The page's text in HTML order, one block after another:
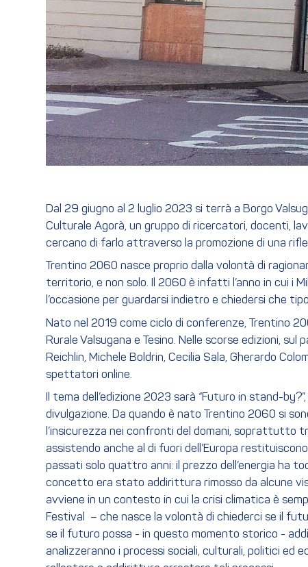
Dal 29 giugno al 2 luglio 2023 si terrà a Borgo
Culturale Agorà, un gruppo di ricercatori, docenti,
cercano di farlo attraverso la promozione di una
Trentino 2060 nasce proprio dalla volontà di
territorio, e non solo. Il 2060 è infatti l’anno in cui i
l’occasione per guardarsi indietro e chiedersi che
Nato nel 2019 come ciclo di conferenze, Trentino
Rurale Valsugana e Tesino. Nelle scorse edizioni,
Reichlin, Michele Boldrin, Cecilia Sala, Gherardo
spettatori online.
Il tema dell’edizione 2023 sarà “Futuro in stand-
divulgazione. Da quando è nato Trentino 2060 si
l’insicurezza nei confronti del domani, soprattutto
assistendo anche al di fuori dell’Europa
passati solo quattro anni: il prezzo dell’energia ha
concetto era stato addirittura rimosso da alcune
avviene in un contesto in cui la crisi climatica è
Festival – che nasce la volontà di chiederci se il
se il futuro possa - in questo momento storico -
analizzeranno i processi sociali, culturali, politici ed